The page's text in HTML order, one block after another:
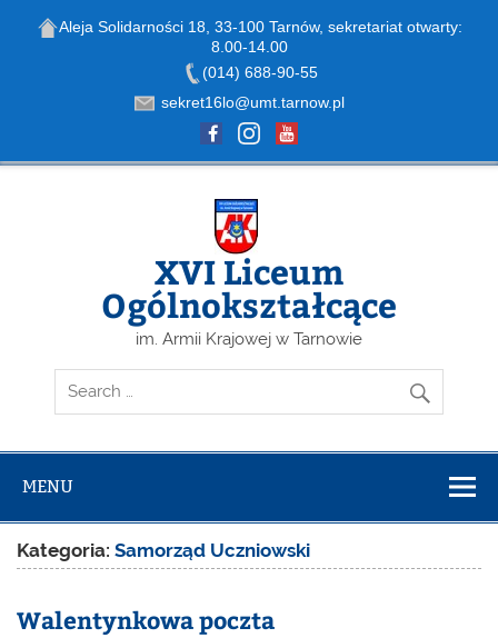
Aleja Solidarności 18, 33-100 Tarnów, sekretariat otwarty:
8.00-14.00
(014) 688-90-55
sekret16lo@umt.tarnow.pl
Skip
XVI Liceum
Ogólnokształcące
im. Armii Krajowej w Tarnowie
MENU
Kategoria:Samorząd Uczniowski
Walentynkowa poczta